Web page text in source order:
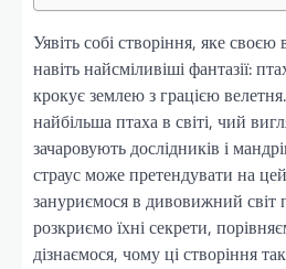
Уявіть собі створіння, яке
навіть найсміливіші фантазії:
крокує землею з грацією
найбільша птаха в світі, чий
зачаровують дослідників і
страус може претендувати на
зануриємося в дивовижний світ
розкриємо їхні секрети,
дізнаємося, чому ці створіння